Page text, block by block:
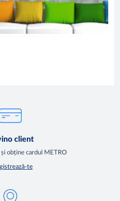
client
obține cardul METRO
te